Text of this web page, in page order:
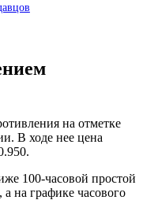
на отметке
В ходе нее цена
100-часовой простой
на графике часового